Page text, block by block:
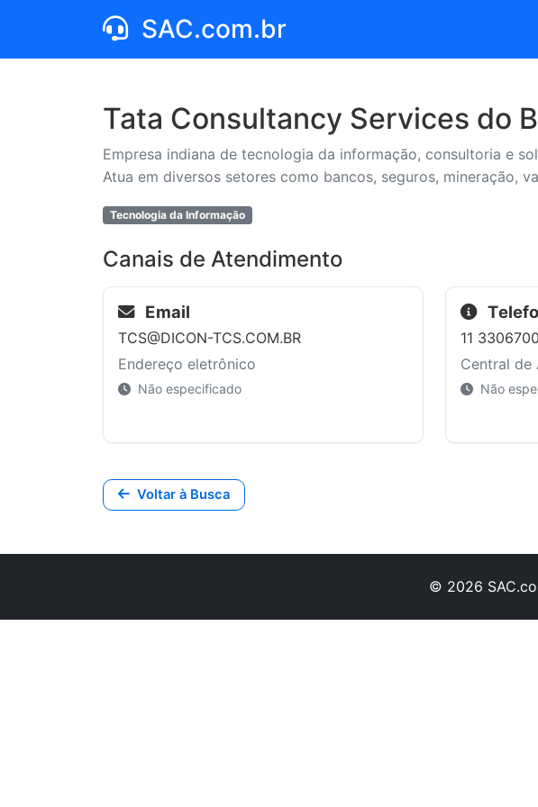
SAC.com.br
Tata Consultancy Services do
Empresa indiana de tecnologia da informação, consultoria e
Atua em diversos setores como bancos, seguros, mineração,
Tecnologia da Informação
Canais de Atendimento
Email
TCS@DICON-TCS.COM.BR
Endereço eletrônico
Não especificado
11
Central de
Não
Voltar à Busca
© 2026